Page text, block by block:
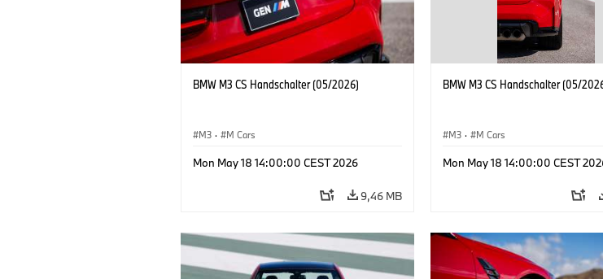
BMW M3 CS Handschalter (05/2026)
M3 · M Cars
Mon May 18 14:00:00 CEST 2026
9,46 MB
BMW M3 CS Handschalter (05/
M3 · M Cars
Mon May 18 14:00:00 CEST